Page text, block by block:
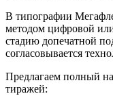
В типографии
методом цифровой
стадию допечатной
согласовывается
Предлагаем полный
тиражей: